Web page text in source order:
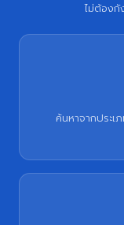
ไม่ต้อง
ค้นหาจากประ